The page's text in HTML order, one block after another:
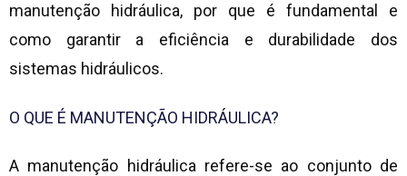
manutenção hidráulica, por que é fundamental e
como garantir a eficiência e durabilidade dos
sistemas hidráulicos.
O QUE É MANUTENÇÃO HIDRÁULICA?
A manutenção hidráulica refere-se ao conjunto de